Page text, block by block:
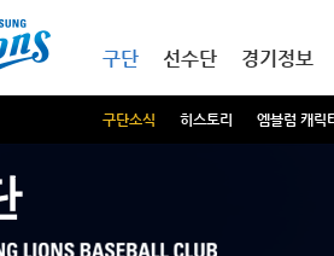
구단
구단소식 히스토리 엠블럼 캐릭
선수단 경기정보